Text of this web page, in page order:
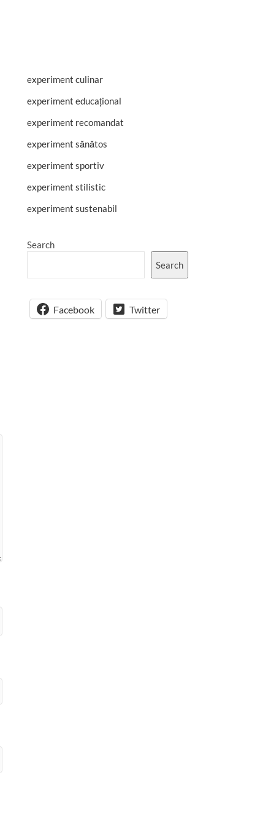
experiment culinar
experiment educațional
experiment recomandat
experiment sănătos
experiment sportiv
experiment stilistic
experiment sustenabil
Search
Search
Facebook Twitter